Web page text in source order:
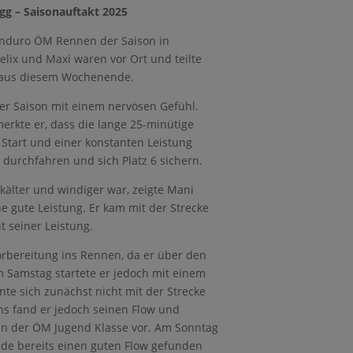
– Saisonauftakt 2025
ÖM Rennen der Saison in
und Maxi waren vor Ort und teilte
diesem Wochenende.
Saison mit einem nervösen Gefühl.
er, dass die lange 25-minütige
und einer konstanten Leistung
und sich Platz 6 sichern.
und windiger war, zeigte Mani
gute Leistung. Er kam mit der Strecke
seiner Leistung.
ins Rennen, da er über den
startete er jedoch mit einem
sich zunächst nicht mit der Strecke
fand er jedoch seinen Flow und
der ÖM Jugend Klasse vor. Am Sonntag
bereits einen guten Flow gefunden